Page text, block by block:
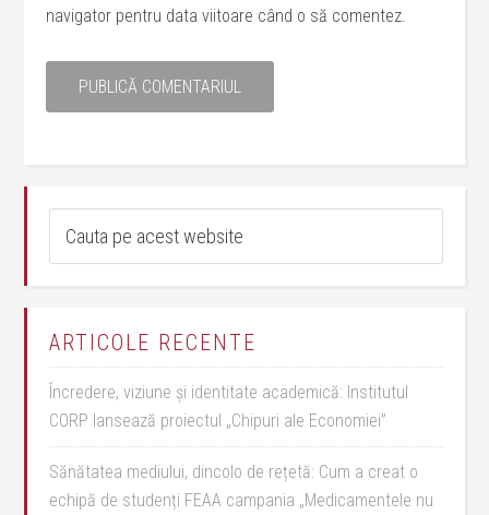
navigator pentru data viitoare când o să comentez.
ARTICOLE RECENTE
Încredere, viziune și identitate academică: Institutul
CORP lansează proiectul „Chipuri ale Economiei”
Sănătatea mediului, dincolo de rețetă: Cum a creat o
echipă de studenți FEAA campania „Medicamentele nu